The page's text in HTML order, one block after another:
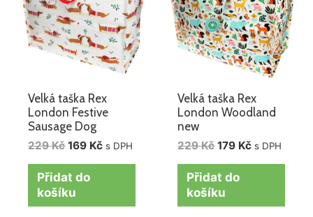
Velká taška Rex
London Festive
Sausage Dog
229Kč 169 Kč s DPH
Přidat do
košíku
Velká taška Rex
London Woodland
new
229Kč 179 Kč s DPH
Přidat do
košíku